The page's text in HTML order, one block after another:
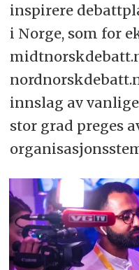
inspirere
i Norge, som for
innslag av
stor grad preges